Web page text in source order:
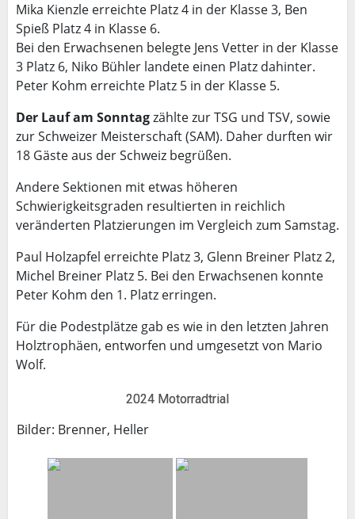
Mika Kienzle erreichte Platz 4 in der Klasse 3, Ben
Spieß Platz 4 in Klasse 6.
Bei den Erwachsenen belegte Jens Vetter in der Klasse
3 Platz 6, Niko Bühler landete einen Platz dahinter.
Peter Kohm erreichte Platz 5 in der Klasse 5.
Der Lauf am Sonntagzählte zur TSG und TSV, sowie
zur Schweizer Meisterschaft (SAM). Daher durften wir
18 Gäste aus der Schweiz begrüßen.
Andere Sektionen mit etwas höheren
Schwierigkeitsgraden resultierten in reichlich
veränderten Platzierungen im Vergleich zum Samstag.
Paul Holzapfel erreichte Platz 3, Glenn Breiner Platz 2,
Michel Breiner Platz 5. Bei den Erwachsenen konnte
Peter Kohm den 1. Platz erringen.
Für die Podestplätze gab es wie in den letzten Jahren
Holztrophäen, entworfen und umgesetzt von Mario
Wolf.
2024 Motorradtrial
Bilder: Brenner, Heller